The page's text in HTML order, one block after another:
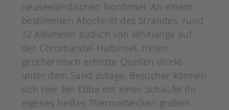
neuseeländischen Nordinsel. An einem
bestimmten Abschnitt des Strandes, rund
12 Kilometer südlich von Whitianga auf
der Coromandel-Halbinsel, treten
geothermisch erhitzte Quellen direkt
unter dem Sand zutage. Besucher können
sich hier bei Ebbe mit einer Schaufel ihr
eigenes heißes Thermalbecken graben